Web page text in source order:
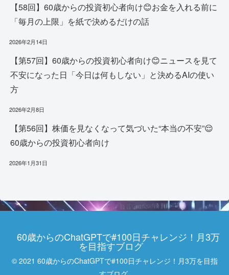
【58回】60歳からの投資初心者向け😊お金を入れる前に
「毎月の上限」を紙で決めるだけの話
2026年2月14日
【第57回】60歳からの投資初心者向け😊ニュースを見て
不安になった日「今日は何もしない」と決めるAIの使い
方
2026年2月8日
【第56回】株価を見なくなって気づいた“本当の不安”😌
60歳からの投資初心者向け
2026年1月31日
60歳からのChatGPTで#100日チャレンジ！月3万
を目指すブログ
© 2021 60歳からのChatGPTで#100日チャレンジ！月3万を目指